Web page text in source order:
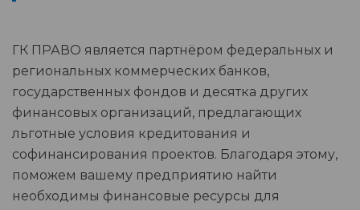
ГК ПРАВО является партнёром федеральных и
региональных коммерческих банков,
государственных фондов и десятка других
финансовых организаций, предлагающих
льготные условия кредитования и
софинансирования проектов. Благодаря этому,
поможем вашему предприятию найти
необходимы финансовые ресурсы для